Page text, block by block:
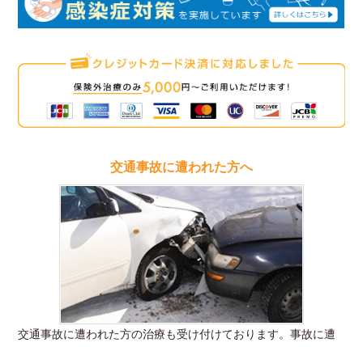
交通事故に遭われた方へ
交通事故に遭われた方の治療も受け付けております。事故に遭